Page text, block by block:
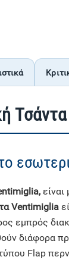
Ventimiglia
εμπρός
διάφορα
Flap